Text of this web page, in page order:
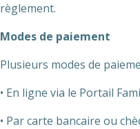
règlement.
Modes de paiement
Plusieurs modes de
• En ligne via le Portail
• Par carte bancaire ou